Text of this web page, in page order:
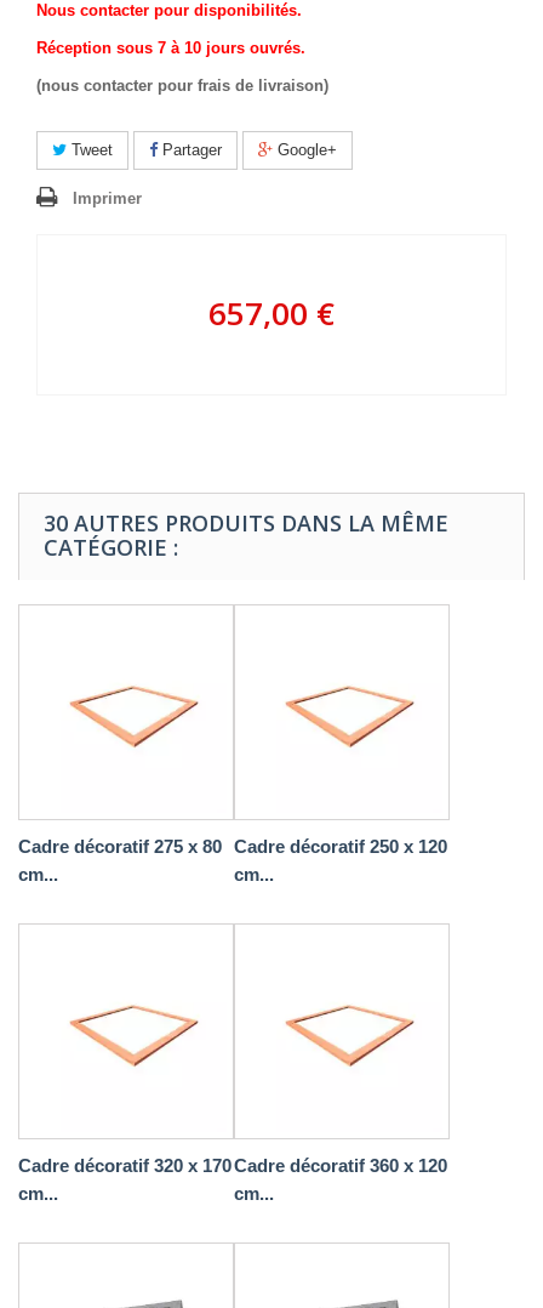
Nous contacter pour disponibilités.
Réception sous 7 à 10 jours ouvrés.
(nous contacter pour frais de livraison)
Tweet Partager Google+
Imprimer
657,00 €
30 AUTRES PRODUITS DANS LA MÊME
CATÉGORIE :
Cadre décoratif 275 x 80
cm...
Cadre décoratif 250 x 120
cm...
Cadre décoratif 320 x 170
cm...
Cadre décoratif 360 x 120
cm...